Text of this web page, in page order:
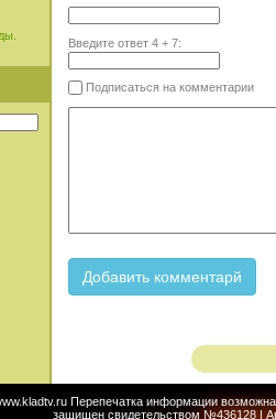
Введите ответ 4+ 7:
Подписаться на комментарии
Перепечатка информации возможна
защищен свидетельством №436128 |